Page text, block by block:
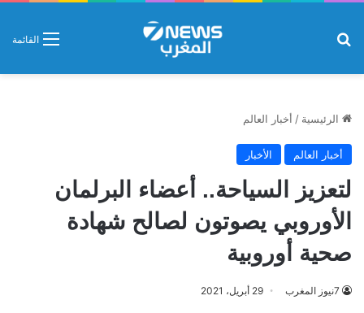
القائمة
الرئيسية / أخبار العالم
أخبار العالم الأخبار
لتعزيز السياحة.. أعضاء البرلمان
الأوروبي يصوتون لصالح شهادة
صحية أوروبية
7نيوز المغرب 29 أبريل، 2021